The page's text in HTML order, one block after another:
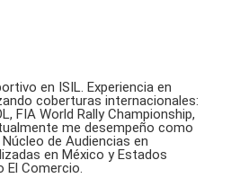
en ISIL. Experiencia en
coberturas internacionales:
FIA World Rally Championship,
me desempeño como
de Audiencias en
en México y Estados
El Comercio.